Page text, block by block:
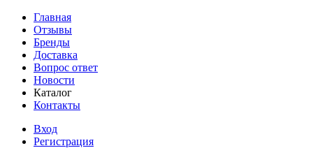
Главная
Отзывы
Бренды
Доставка
Вопрос ответ
Новости
Каталог
Контакты
Вход
Регистрация